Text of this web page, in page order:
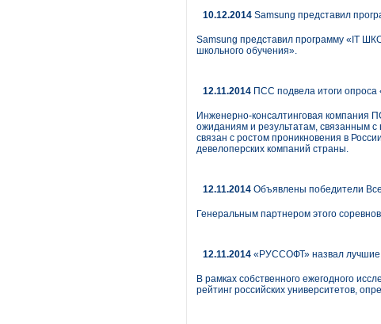
10.12.2014 Samsung представил
Samsung представил программу «IT
школьного обучения».
12.11.2014 ПСС подвела итоги
Инженерно-консалтинговая компания
ожиданиям и результатам, связанным с
связан с ростом проникновения в
девелоперских компаний страны.
12.11.2014 Объявлены победители
Генеральным партнером этого
12.11.2014 «РУССОФТ» назвал лучшие
В рамках собственного ежегодного
рейтинг российских университетов,